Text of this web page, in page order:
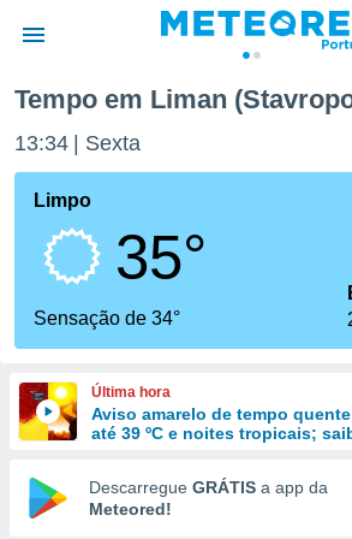
da
foi
fornecidas
a este
das
e
forma
digital
Tempo em Liman
13:34 Sexta
Limpo
35°
Sensação de 34°
Última hora
Aviso amarelo de tempo
até 39 ºC e noites tropicais;
Descarregue GRÁTIS a app da
Meteored!